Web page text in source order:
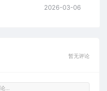
2026-03-06
暂无评论